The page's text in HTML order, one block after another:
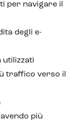
per navigare il
degli e-
utilizzati
traffico verso il
più